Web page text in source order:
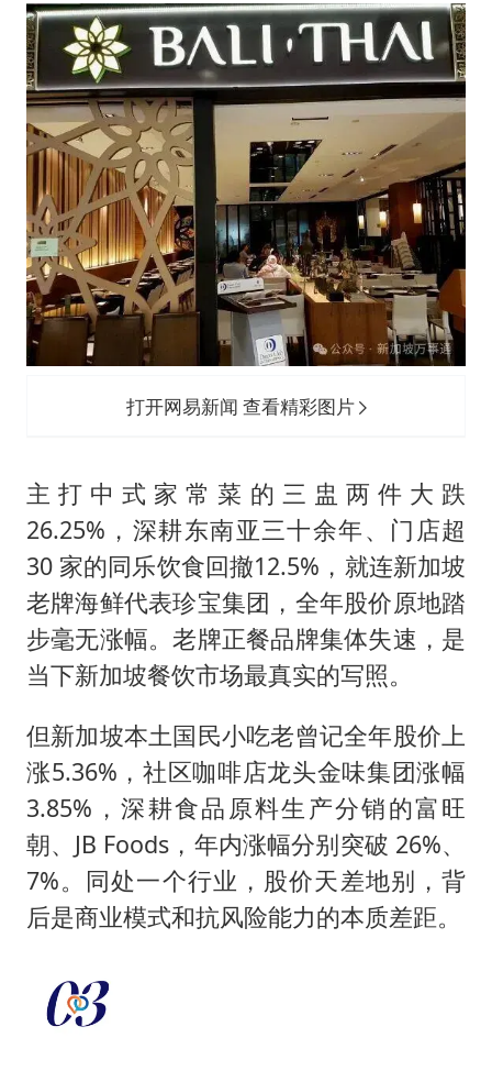
打开网易新闻 查看精彩图片
主打中式家常菜的三盅两件大跌
26.25%，深耕东南亚三十余年、门店超
30 家的同乐饮食回撤12.5%，就连新加坡
老牌海鲜代表珍宝集团，全年股价原地踏
步毫无涨幅。老牌正餐品牌集体失速，是
当下新加坡餐饮市场最真实的写照。
但新加坡本土国民小吃老曾记全年股价上
涨5.36%，社区咖啡店龙头金味集团涨幅
3.85%，深耕食品原料生产分销的富旺
朝、JB Foods，年内涨幅分别突破 26%、
7%。同处一个行业，股价天差地别，背
后是商业模式和抗风险能力的本质差距。